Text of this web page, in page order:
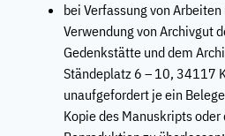
bei Verfassung von
Verwendung von Archivgut
Gedenkstätte und dem
Ständeplatz 6 – 10, 34117
unaufgefordert je ein
Kopie des Manuskripts